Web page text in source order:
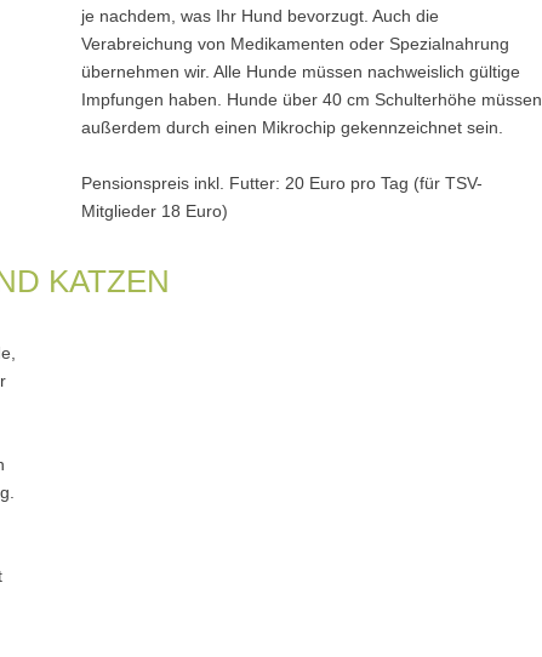
je nachdem, was Ihr Hund bevorzugt. Auch die
Verabreichung von Medikamenten oder Spezialnahrung
übernehmen wir. Alle Hunde müssen nachweislich gültige
Impfungen haben. Hunde über 40 cm Schulterhöhe müssen
außerdem durch einen Mikrochip gekennzeichnet sein.
Pensionspreis inkl. Futter: 20 Euro pro Tag (für TSV-
Mitglieder 18 Euro)
KATZEN